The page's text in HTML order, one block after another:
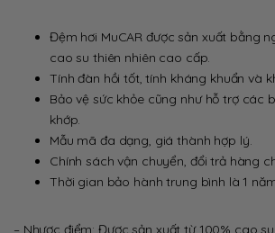
Đệm hơi MuCAR được sản xuất bằng
cao su thiên nhiên cao cấp.
Tính đàn hồi tốt, tính kháng khuẩn và
Bảo vệ sức khỏe cũng như hỗ trợ các
khớp.
Mẫu mã đa dạng, giá thành hợp lý.
Chính sách vận chuyển, đổi trả hàng
Thời gian bảo hành trung bình là 1
– Nhược điểm: Được sản xuất từ 100% cao